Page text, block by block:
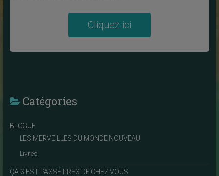
Cliquez ici
Catégories
BLOGUE
LES MERVEILLES DU MONDE NOUVEAU
Livres
ÇA S'EST PASSÉ PRES DE CHEZ VOUS